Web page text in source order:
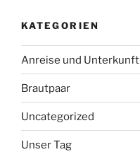
KATEGORIEN
Anreise und Unterkunft
Brautpaar
Uncategorized
Unser Tag